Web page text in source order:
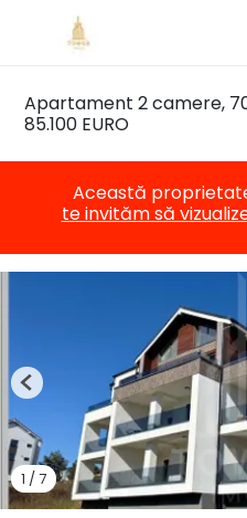
Apartament 2 camere,
85.100 EURO
Această
te invităm să
1 / 7
Previous